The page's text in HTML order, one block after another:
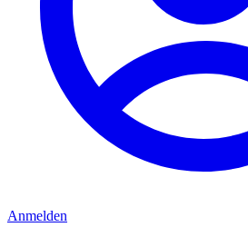
Anmelden